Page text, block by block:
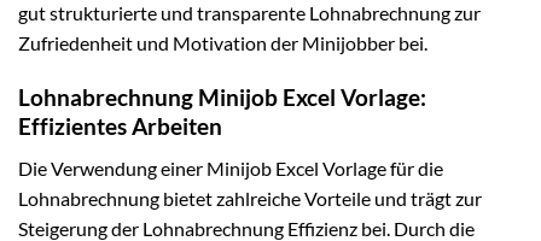
gut strukturierte und transparente Lohnabrechnung zur
Zufriedenheit und Motivation der Minijobber bei.
Lohnabrechnung Minijob Excel Vorlage:
Effizientes Arbeiten
Die Verwendung einer Minijob Excel Vorlage für die
Lohnabrechnung bietet zahlreiche Vorteile und trägt zur
Steigerung der Lohnabrechnung Effizienz bei. Durch die